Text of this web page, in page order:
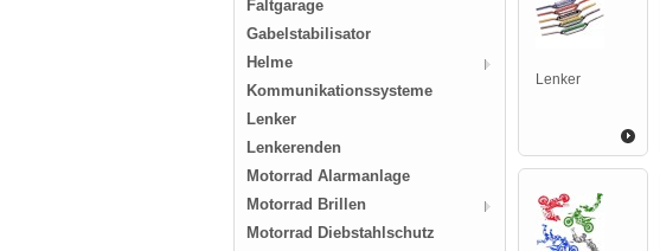
Faltgarage
Gabelstabilisator
Helme
Kommunikationssysteme
Lenker
Lenkerenden
Motorrad Alarmanlage
Motorrad Brillen
Motorrad Diebstahlschutz
Lenker